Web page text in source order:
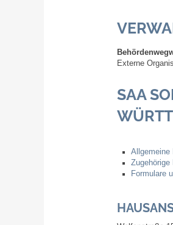
Externe
SAA
Allgemeine
Zugehörige
Formulare